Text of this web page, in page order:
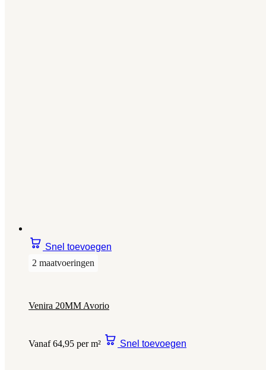
Snel toevoegen
2 maatvoeringen
Venira 20MM Avorio
Vanaf 64,95 per m² Snel toevoegen